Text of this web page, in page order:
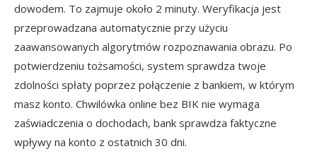
dowodem. To zajmuje około 2 minuty. Weryfikacja jest
przeprowadzana automatycznie przy użyciu
zaawansowanych algorytmów rozpoznawania obrazu. Po
potwierdzeniu tożsamości, system sprawdza twoje
zdolności spłaty poprzez połączenie z bankiem, w którym
masz konto. Chwilówka online bez BIK nie wymaga
zaświadczenia o dochodach, bank sprawdza faktyczne
wpływy na konto z ostatnich 30 dni.